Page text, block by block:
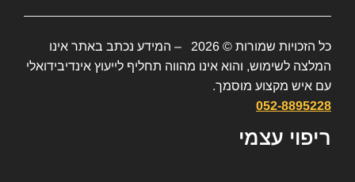
כל הזכויות שמורות © 2026 – המידע נכתב באתר אינו
המלצה לשימוש, והוא אינו מהווה תחליף לייעוץ אינדיבידואלי
עם איש מקצוע מוסמך.
052-8895228
ריפוי עצמי